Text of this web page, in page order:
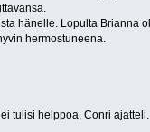
hänelle. Lopulta Brianna
hermostuneena.
tulisi helppoa, Conri ajatteli.